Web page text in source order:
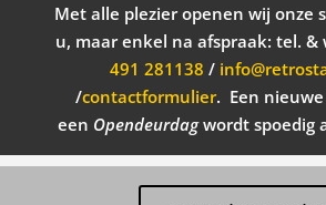
Met alle plezier openen wij onze
u, maar enkel na afspraak: tel. &
491 281138 /
/contactformulier. Een
een Opendeurdagwordt spoedig